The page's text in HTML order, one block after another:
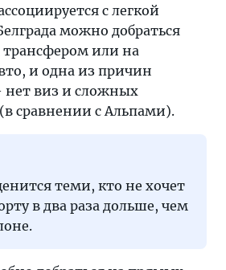
с легкой
можно добраться
или на
и одна из причин
виз и сложных
сравнении с Альпами).
теми, кто не хочет
в два раза дольше, чем